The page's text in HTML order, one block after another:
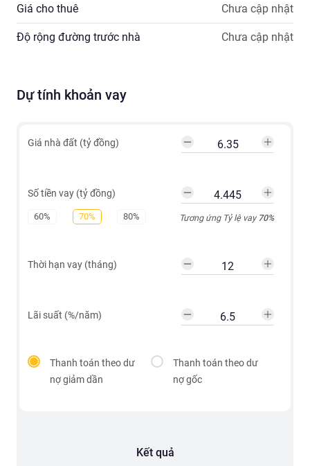
Giá cho thuê Chưa cập nhật
Độ rộng đường trước nhà Chưa cập nhật
Dự tính khoản vay
Giá nhà đất (tỷ đồng)
Số tiền vay (tỷ đồng)
60% 70% 80% Tương ứng Tỷ lệ vay70%
Thời hạn vay (tháng)
Lãi suất (%/năm)
Thanh toán theo dư
nợ giảm dần
Thanh toán theo dư
nợ gốc
Kết quả